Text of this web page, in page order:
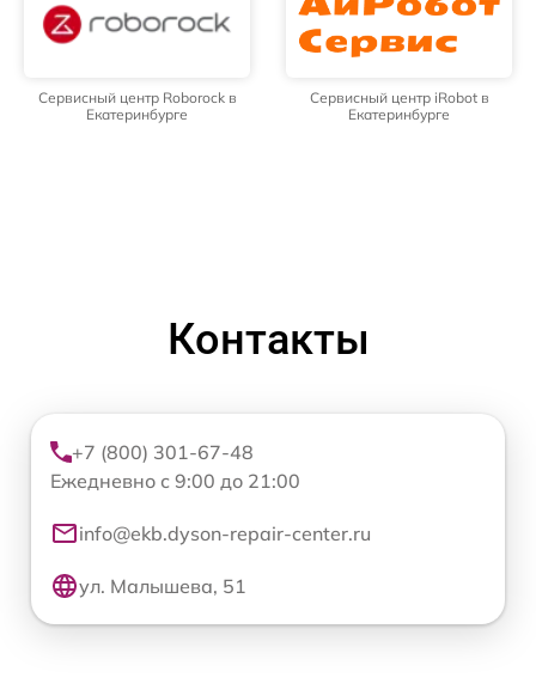
Сервисный центр Roborock в
Екатеринбурге
Сервисный центр iRobot в
Екатеринбурге
Контакты
+7 (800) 301-67-48
Ежедневно с 9:00 до 21:00
info@ekb.dyson-repair-center.ru
ул. Малышева, 51